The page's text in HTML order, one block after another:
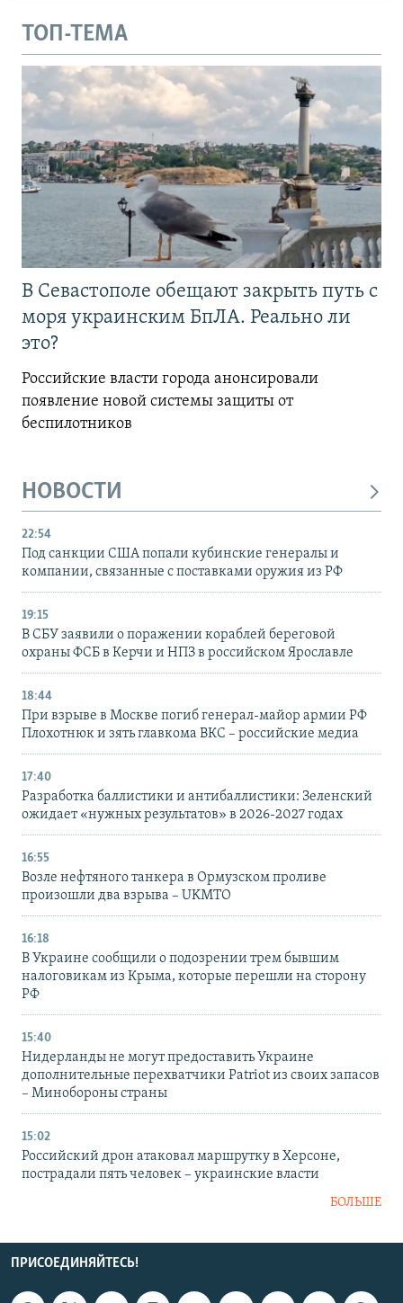
ТОП-ТЕМА
В Севастополе обещают закрыть путь с
моря украинским БпЛА. Реально ли
это?
Российские власти города анонсировали
появление новой системы защиты от
беспилотников
НОВОСТИ
22:54
Под санкции США попали кубинские генералы и
компании, связанные с поставками оружия из РФ
19:15
В СБУ заявили о поражении кораблей береговой
охраны ФСБ в Керчи и НПЗ в российском Ярославле
18:44
При взрыве в Москве погиб генерал-майор армии РФ
Плохотнюк и зять главкома ВКС – российские медиа
17:40
Разработка баллистики и антибаллистики: Зеленский
ожидает «нужных результатов» в 2026-2027 годах
16:55
Возле нефтяного танкера в Ормузском проливе
произошли два взрыва – UKMTO
16:18
В Украине сообщили о подозрении трем бывшим
налоговикам из Крыма, которые перешли на сторону
РФ
15:40
Нидерланды не могут предоставить Украине
дополнительные перехватчики Patriot из своих запасов
– Минобороны страны
15:02
Российский дрон атаковал маршрутку в Херсоне,
пострадали пять человек – украинские власти
БОЛЬШЕ
ПРИСОЕДИНЯЙТЕСЬ!